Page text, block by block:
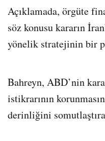
Açıklamada, örgüte
söz konusu kararın
yönelik stratejinin bir
Bahreyn, ABD’nin
istikrarının
derinliğini